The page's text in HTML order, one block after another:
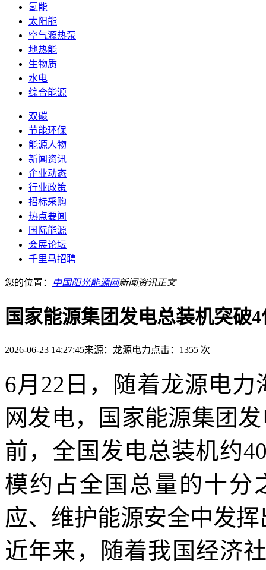
氢能
太阳能
空气源热泵
地热能
生物质
水电
综合能源
双碳
节能环保
能源人物
新闻资讯
企业动态
行业政策
招标采购
热点要闻
国际能源
会展论坛
千里马招聘
您的位置： 中国阳光能源网新闻资讯正文
国家能源集团发电总装机突破
2026-06-23 14:27:45来源：龙源电力点击：1355 次
6月22日，随着龙源电
网发电，国家能源集团
前，全国发电总装机约
模约占全国总量的十分
应、维护能源安全中发
近年来，随着我国经济